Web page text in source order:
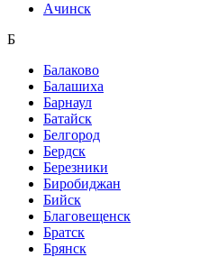
Ачинск
Б
Балаково
Балашиха
Барнаул
Батайск
Белгород
Бердск
Березники
Биробиджан
Бийск
Благовещенск
Братск
Брянск